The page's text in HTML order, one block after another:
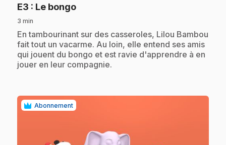
E3 : Le bongo.
3 min
.En tambourinant sur des casseroles, Lilou Bambou
fait tout un vacarme. Au loin, elle entend ses amis
qui jouent du bongo et est ravie d'apprendre à en
jouer en leur compagnie.
Abonnement